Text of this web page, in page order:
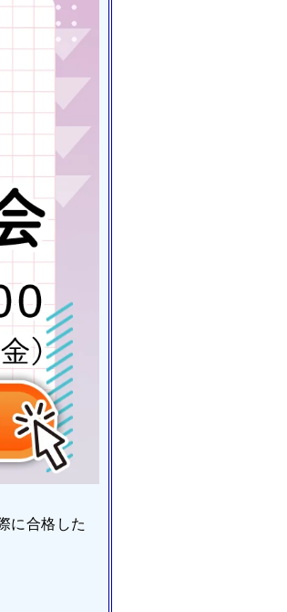
に合格した